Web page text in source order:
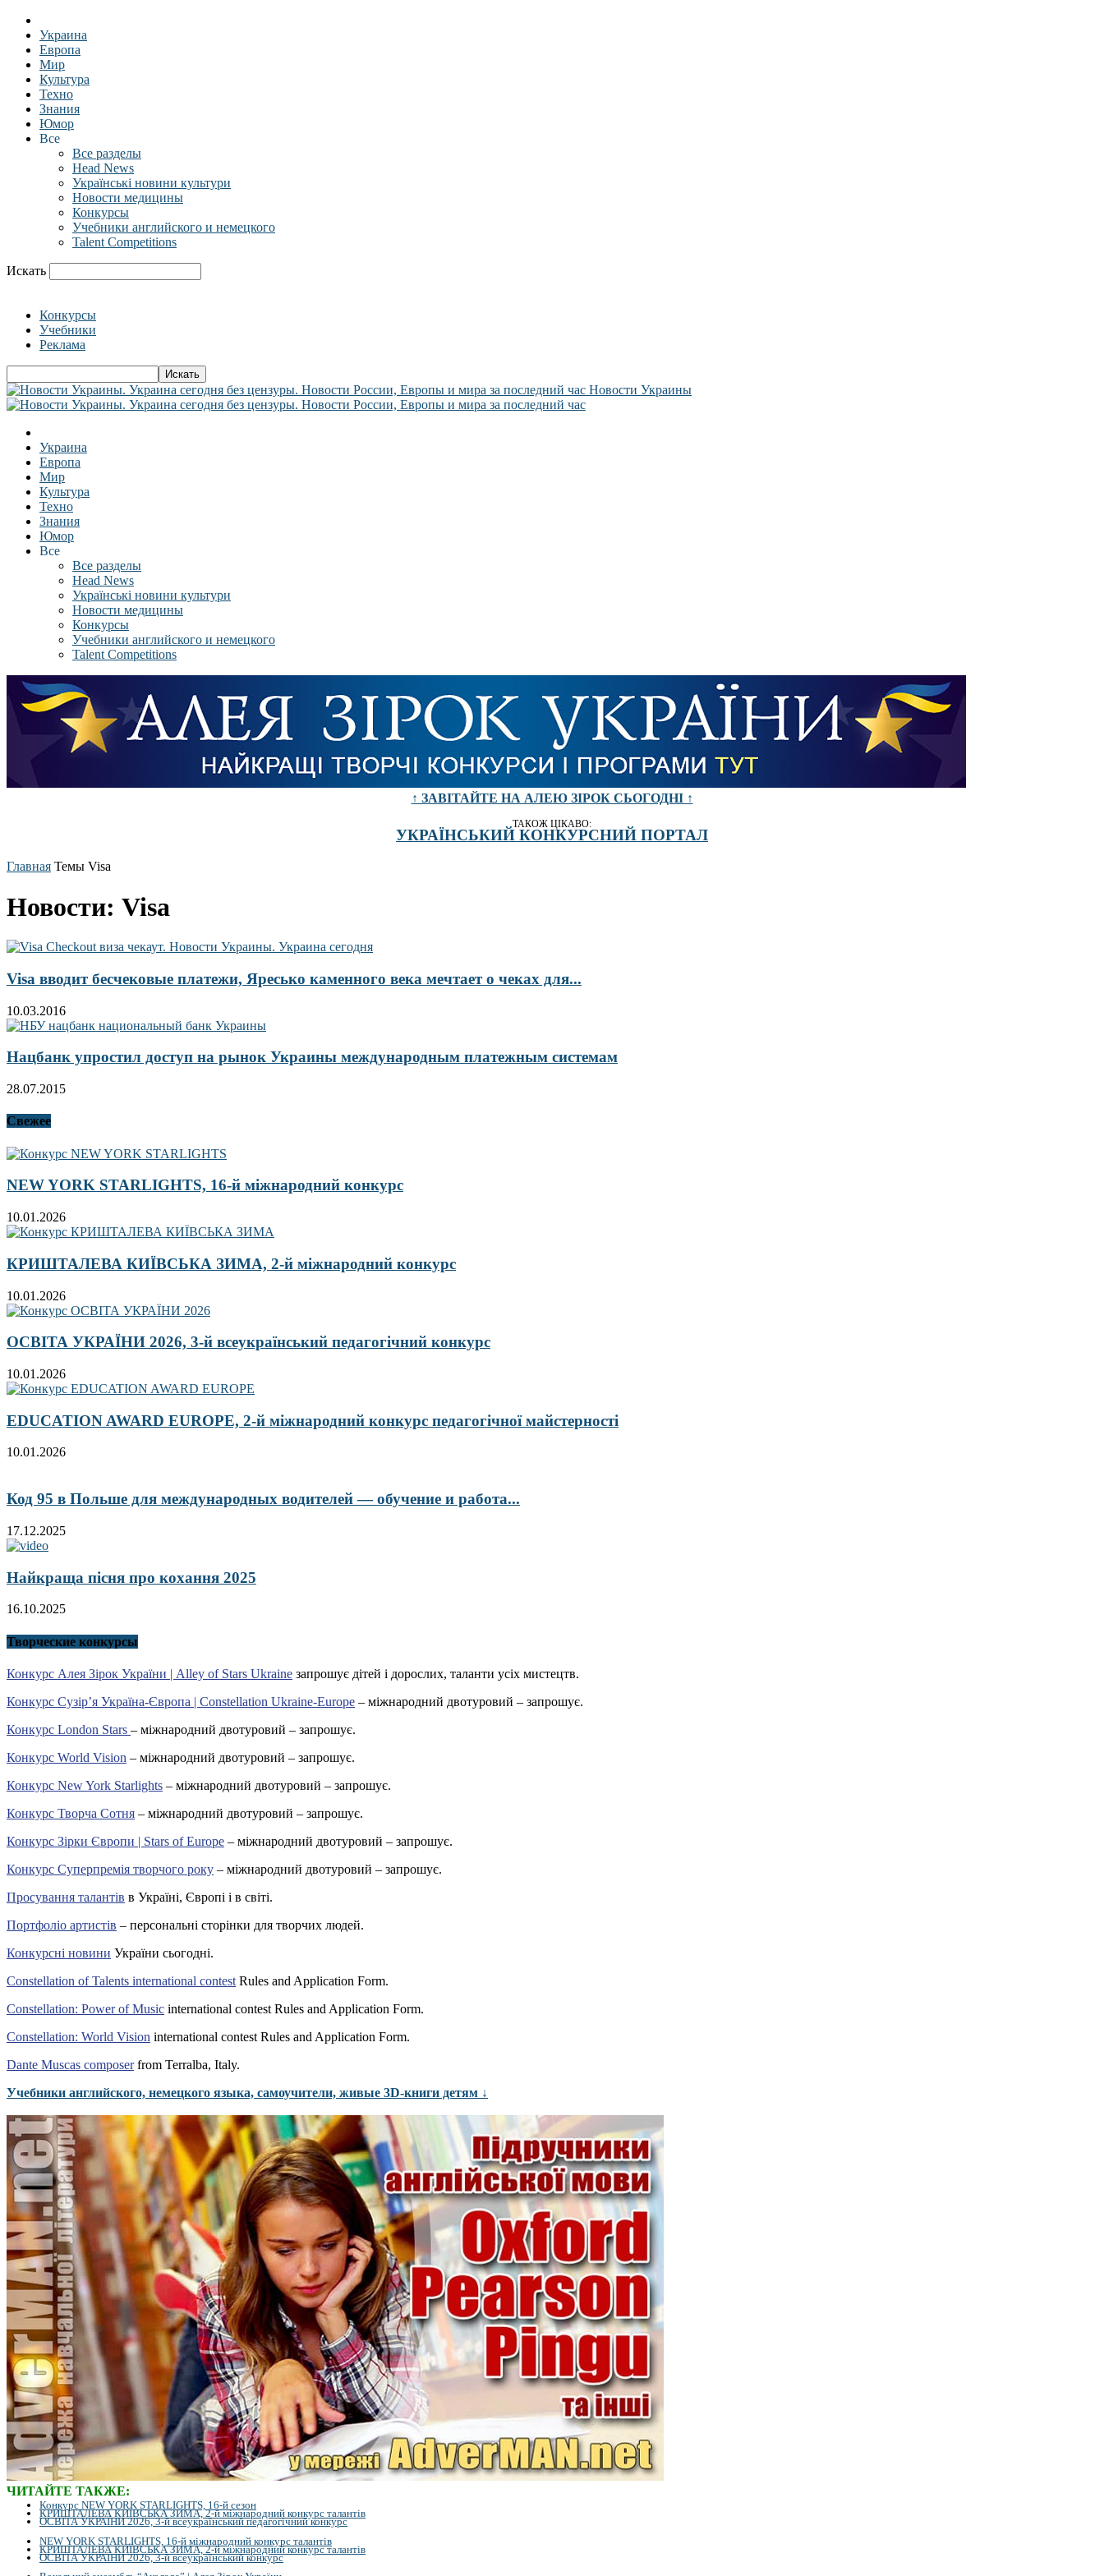
Украина
Европа
Мир
Культура
Техно
Знания
Юмор
Все
Все разделы
Head News
Українські новини культури
Новости медицины
Конкурсы
Учебники английского и немецкого
Talent Competitions
Искать
Конкурсы
Учебники
Реклама
Новости Украины
Украина
Европа
Мир
Культура
Техно
Знания
Юмор
Все
Все разделы
Head News
Українські новини культури
Новости медицины
Конкурсы
Учебники английского и немецкого
Talent Competitions
↑ ЗАВІТАЙТЕ НА АЛЕЮ ЗІРОК СЬОГОДНІ ↑
ТАКОЖ ЦІКАВО:
УКРАЇНСЬКИЙ КОНКУРСНИЙ ПОРТАЛ
Главная Темы Visa
Новости: Visa
Visa вводит бесчековые платежи, Яресько каменного века мечтает о чеках для...
10.03.2016
Нацбанк упростил доступ на рынок Украины международным платежным системам
28.07.2015
Свежее
NEW YORK STARLIGHTS, 16-й міжнародний конкурс
10.01.2026
КРИШТАЛЕВА КИЇВСЬКА ЗИМА, 2-й міжнародний конкурс
10.01.2026
ОСВІТА УКРАЇНИ 2026, 3-й всеукраїнський педагогічний конкурс
10.01.2026
EDUCATION AWARD EUROPE, 2-й міжнародний конкурс педагогічної майстерності
10.01.2026
Код 95 в Польше для международных водителей — обучение и работа...
17.12.2025
Найкраща пісня про кохання 2025
16.10.2025
Творческие конкурсы
Конкурс Алея Зірок України | Alley of Stars Ukraine запрошує дітей і дорослих, таланти усіх мистецтв.
Конкурс Сузір’я Україна-Європа | Constellation Ukraine-Europe – міжнародний двотуровий – запрошує.
Конкурс London Stars – міжнародний двотуровий – запрошує.
Конкурс World Vision – міжнародний двотуровий – запрошує.
Конкурс New York Starlights – міжнародний двотуровий – запрошує.
Конкурс Творча Сотня – міжнародний двотуровий – запрошує.
Конкурс Зірки Європи | Stars of Europe – міжнародний двотуровий – запрошує.
Конкурс Суперпремія творчого року – міжнародний двотуровий – запрошує.
Просування талантів в Україні, Європі і в світі.
Портфоліо артистів – персональні сторінки для творчих людей.
Конкурсні новини України сьогодні.
Constellation of Talents international contest Rules and Application Form.
Constellation: Power of Music international contest Rules and Application Form.
Constellation: World Vision international contest Rules and Application Form.
Dante Muscas composerfrom Terralba, Italy.
Учебники английского, немецкого языка, самоучители, живые 3D-книги детям ↓
ЧИТАЙТЕ ТАКЖЕ:
Конкурс NEW YORK STARLIGHTS, 16-й сезон
КРИШТАЛЕВА КИЇВСЬКА ЗИМА, 2-й міжнародний конкурс талантів
ОСВІТА УКРАЇНИ 2026, 3-й всеукраїнський педагогічний конкурс
NEW YORK STARLIGHTS, 16-й міжнародний конкурс талантів
КРИШТАЛЕВА КИЇВСЬКА ЗИМА, 2-й міжнародний конкурс талантів
ОСВІТА УКРАЇНИ 2026, 3-й всеукраїнський конкурс